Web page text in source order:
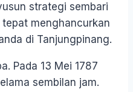
strategi sembari
menghancurkan
di Tanjungpinang.
Pada 13 Mei 1787
sembilan jam.